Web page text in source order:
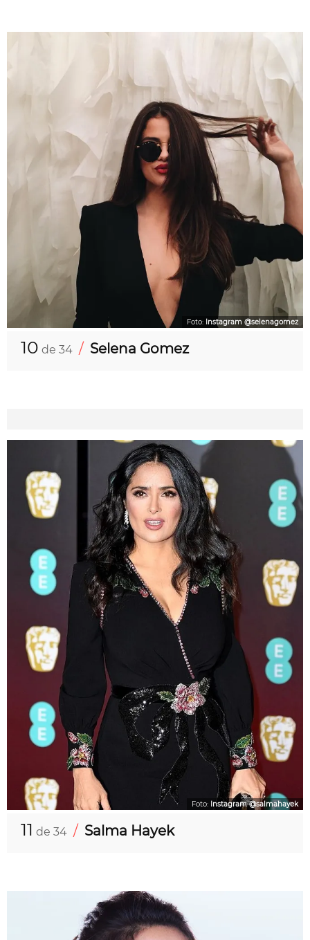
Foto: Instagram @selenagomez
10 de 34 / Selena Gomez
Foto: Instagram @salmahayek
11 de 34 / Salma Hayek